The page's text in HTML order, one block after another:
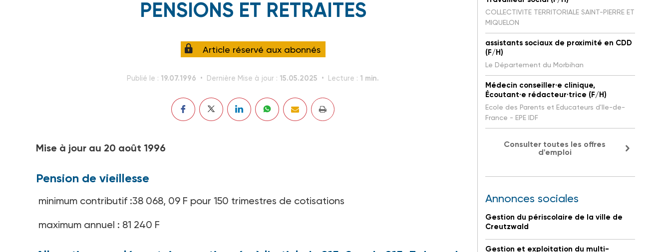
PENSIONS ET RETRAITES
Article réservé aux abonnés
Publié le : 19.07.1996 Dernière Mise à jour : 15.05.2025 Lecture : 1 min.
Mise à jour au 20 août 1996
Pension de vieillesse
minimum contributif :38 068, 09 F pour 150 trimestres de cotisations
maximum annuel : 81 240 F
COLLECTIVITE TERRITORIALE SAINT-PIERRE ET
MIQUELON
assistants sociaux de proximité en CDD
(F/H)
Le Département du Morbihan
Médecin conseiller·e clinique,
Écoutant·e rédacteur·trice (F/H)
Ecole des Parents et Educateurs d'Ile-de-
France - EPE IDF
Consulter toutes les offres
d'emploi
Annonces sociales
Gestion du périscolaire de la ville de
Creutzwald
Gestion et exploitation du multi-